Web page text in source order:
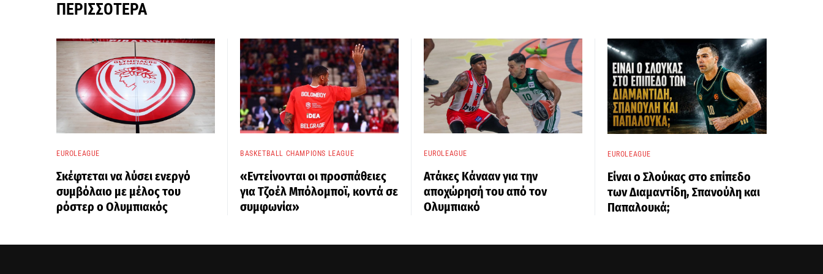
ΠΕΡΙΣΣΌΤΕΡΑ
EUROLEAGUE
Σκέφτεται να λύσει ενεργό
συμβόλαιο με μέλος του
ρόστερ ο Ολυμπιακός
BASKETBALL CHAMPIONS LEAGUE
«Εντείνονται οι προσπάθειες
για Τζοέλ Μπόλομποϊ, κοντά σε
συμφωνία»
EUROLEAGUE
Ατάκες Κάνααν για την
αποχώρησή του από τον
Ολυμπιακό
EUROLEAGUE
Είναι ο Σλούκας στο επίπεδο
των Διαμαντίδη, Σπανούλη και
Παπαλουκά;